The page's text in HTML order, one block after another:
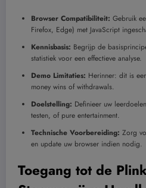
Browser Compatibiliteit: Gebruik
Firefox, Edge) met JavaScript
Kennisbasis: Begrijp de
statistiek voor een effectieve analyse.
Demo Limitaties: Herinner: dit is
money wins of withdrawals.
Doelstelling: Definieer uw
testen, of pure entertainment.
Technische Voorbereiding: Zorg
en update uw browser indien nodig.
Toegang tot de